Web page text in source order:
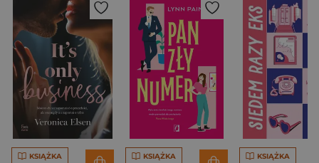
KSIĄŻKA KSIĄŻKA KSIĄŻKA